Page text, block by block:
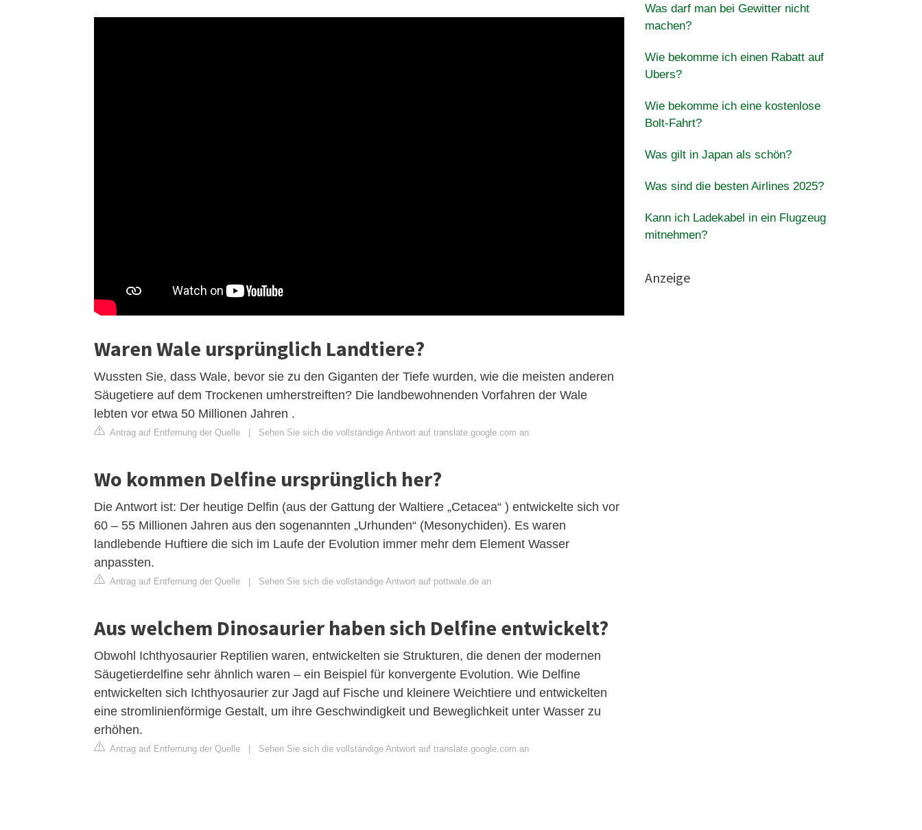
Waren Wale ursprünglich Landtiere?
Wussten Sie, dass Wale, bevor sie zu den Giganten der Tiefe wurden, wie die meisten anderen
Säugetiere auf dem Trockenen umherstreiften? Die landbewohnenden Vorfahren der Wale
lebten vor etwa 50 Millionen Jahren .
Antrag auf Entfernung der Quelle | Sehen Sie sich die vollständige Antwort auf translate.google.com an
Wo kommen Delfine ursprünglich her?
Die Antwort ist: Der heutige Delfin (aus der Gattung der Waltiere „Cetacea“ ) entwickelte sich vor
60 – 55 Millionen Jahren aus den sogenannten „Urhunden“ (Mesonychiden). Es waren
landlebende Huftiere die sich im Laufe der Evolution immer mehr dem Element Wasser
anpassten.
Antrag auf Entfernung der Quelle | Sehen Sie sich die vollständige Antwort auf pottwale.de an
Aus welchem ​​Dinosaurier haben sich Delfine entwickelt?
Obwohl Ichthyosaurier Reptilien waren, entwickelten sie Strukturen, die denen der modernen
Säugetierdelfine sehr ähnlich waren – ein Beispiel für konvergente Evolution. Wie Delfine
entwickelten sich Ichthyosaurier zur Jagd auf Fische und kleinere Weichtiere und entwickelten
eine stromlinienförmige Gestalt, um ihre Geschwindigkeit und Beweglichkeit unter Wasser zu
erhöhen.
Antrag auf Entfernung der Quelle | Sehen Sie sich die vollständige Antwort auf translate.google.com an
Was darf man bei Gewitter nicht
machen?
Wie bekomme ich einen Rabatt auf
Ubers?
Wie bekomme ich eine kostenlose
Bolt-Fahrt?
Was gilt in Japan als schön?
Was sind die besten Airlines 2025?
Kann ich Ladekabel in ein Flugzeug
mitnehmen?
Anzeige